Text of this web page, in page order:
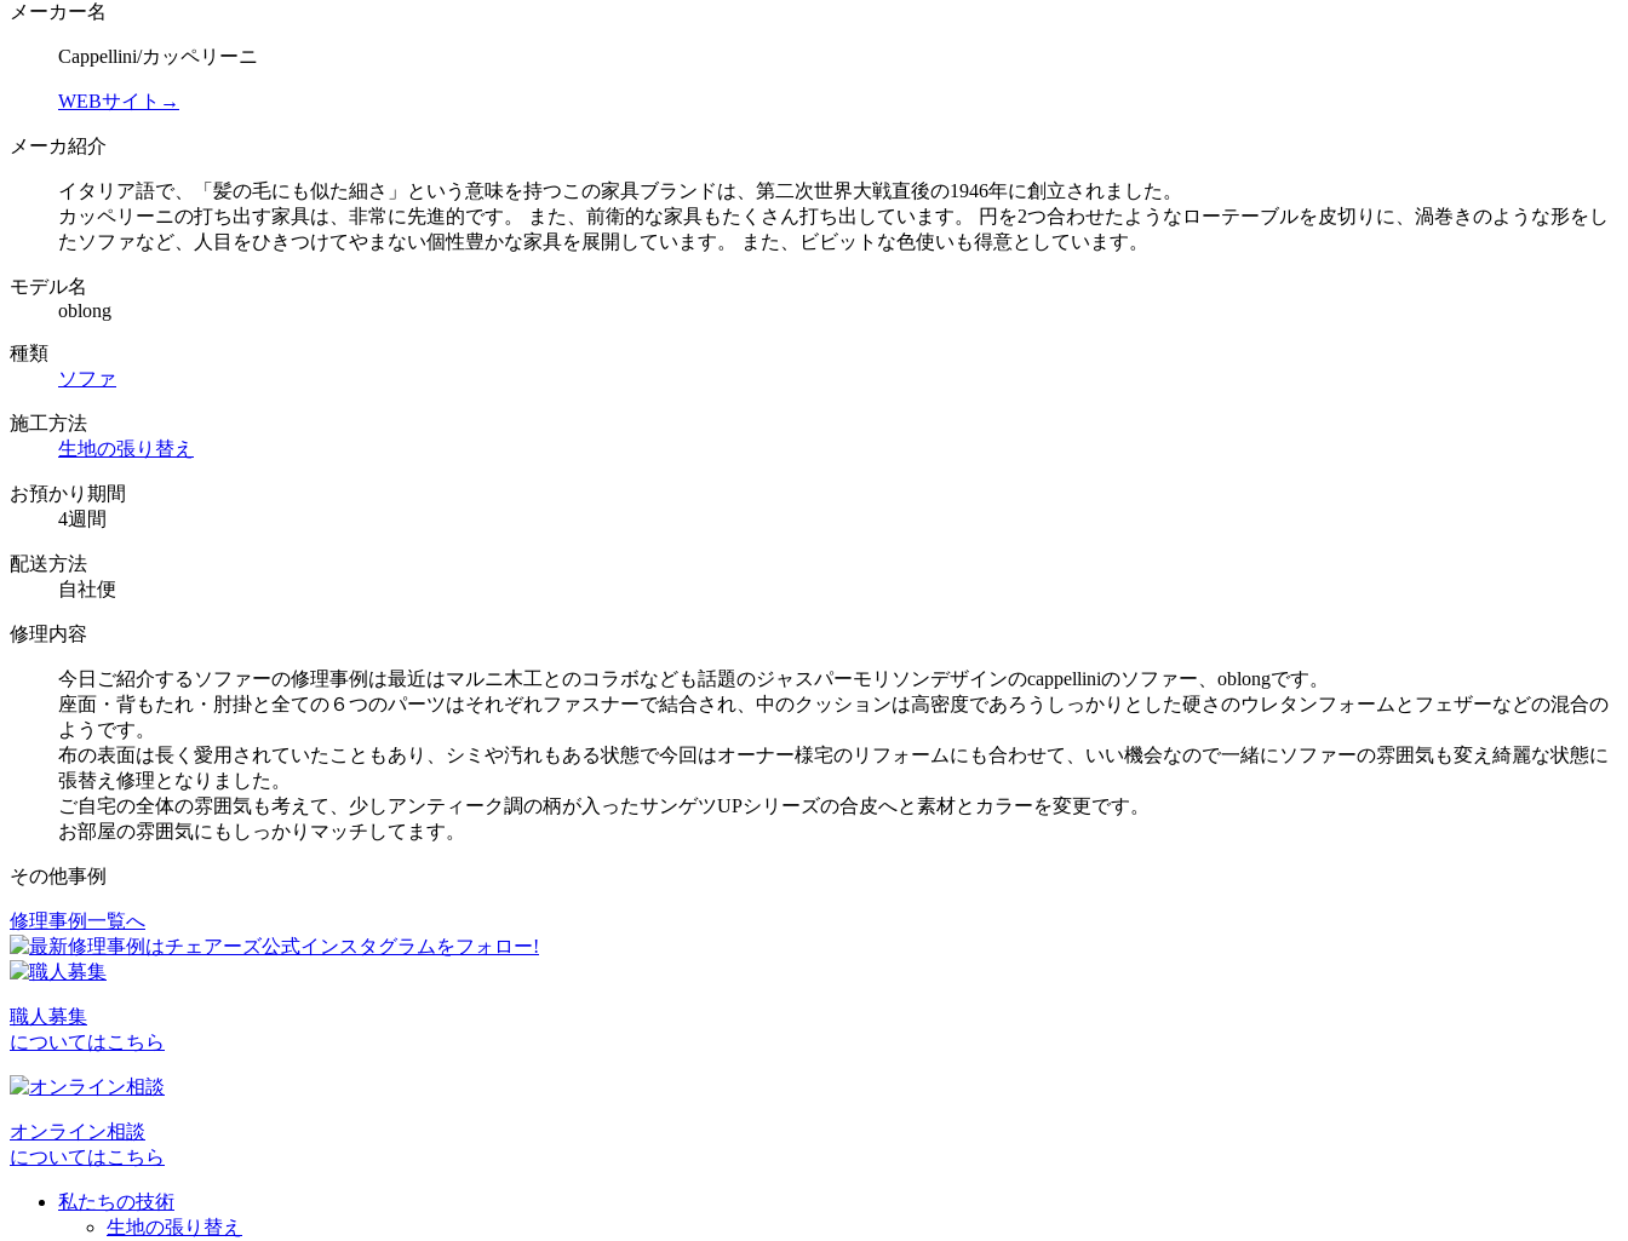
メーカー名
Cappellini/カッペリーニ
WEBサイト→
メーカ紹介
イタリア語で、「髪の毛にも似た細さ」という意味を持つこの家具ブランドは、第二次世界大戦直後の1946年に創立されました。
カッペリーニの打ち出す家具は、非常に先進的です。 また、前衛的な家具もたくさん打ち出しています。 円を2つ合わせたようなローテーブルを皮切りに、渦巻きのような形をし
たソファなど、人目をひきつけてやまない個性豊かな家具を展開しています。 また、ビビットな色使いも得意としています。
モデル名
oblong
種類
ソファ
施工方法
生地の張り替え
お預かり期間
4週間
配送方法
自社便
修理内容
今日ご紹介するソファーの修理事例は最近はマルニ木工とのコラボなども話題のジャスパーモリソンデザインのcappelliniのソファー、oblongです。
座面・背もたれ・肘掛と全ての６つのパーツはそれぞれファスナーで結合され、中のクッションは高密度であろうしっかりとした硬さのウレタンフォームとフェザーなどの混合の
ようです。
布の表面は長く愛用されていたこともあり、シミや汚れもある状態で今回はオーナー様宅のリフォームにも合わせて、いい機会なので一緒にソファーの雰囲気も変え綺麗な状態に
張替え修理となりました。
ご自宅の全体の雰囲気も考えて、少しアンティーク調の柄が入ったサンゲツUPシリーズの合皮へと素材とカラーを変更です。
お部屋の雰囲気にもしっかりマッチしてます。
その他事例
投
稿
ナ
ビ
ゲ
ー
シ
修理事例一覧へ
職人募集
についてはこちら
オンライン相談
についてはこちら
私たちの技術
生地の張り替え